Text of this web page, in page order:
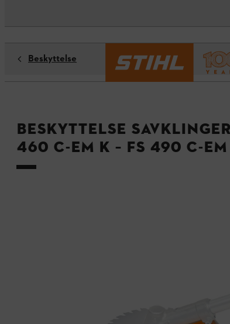
Beskyttelse
Beskyttelse
460 C-EM K – FS 490 C-